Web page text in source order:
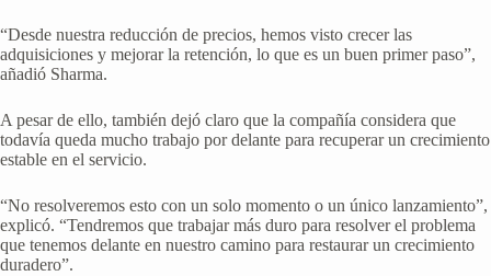
“Desde nuestra reducción de precios, hemos visto crecer las
adquisiciones y mejorar la retención, lo que es un buen primer paso”,
añadió Sharma.
A pesar de ello, también dejó claro que la compañía considera que
todavía queda mucho trabajo por delante para recuperar un crecimiento
estable en el servicio.
“No resolveremos esto con un solo momento o un único lanzamiento”,
explicó. “Tendremos que trabajar más duro para resolver el problema
que tenemos delante en nuestro camino para restaurar un crecimiento
duradero”.